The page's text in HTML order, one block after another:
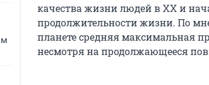
качества жизни людей в XX и
продолжительности жизни. По
планете средняя максимальная
несмотря на продолжающееся